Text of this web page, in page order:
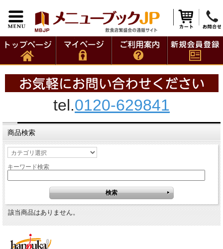
tel.0120-629841
商品検索
キーワード検索
該当商品はありません。